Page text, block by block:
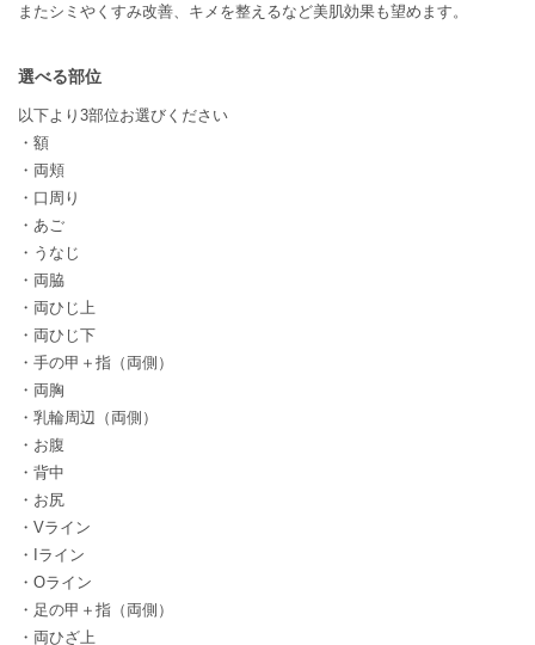
またシミやくすみ改善、キメを整えるなど美肌効果も望めます。
選べる部位
以下より3部位お選びください
・額
・両頬
・口周り
・あご
・うなじ
・両脇
・両ひじ上
・両ひじ下
・手の甲＋指（両側）
・両胸
・乳輪周辺（両側）
・お腹
・背中
・お尻
・Vライン
・Iライン
・Oライン
・足の甲＋指（両側）
・両ひざ上